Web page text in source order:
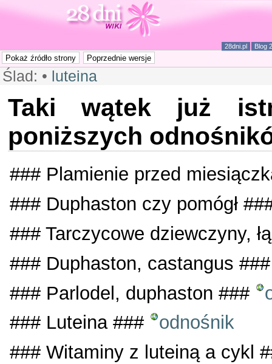
28dni.pl Blog
Ślad: • luteina
Taki wątek już
poniższych
### Plamienie przed
### Duphaston czy pomógł
### Tarczycowe dziewczyny,
### Duphaston, castangus
### Parlodel, duphaston ###
### Luteina ###
odnośnik
### Witaminy z luteiną a cykl